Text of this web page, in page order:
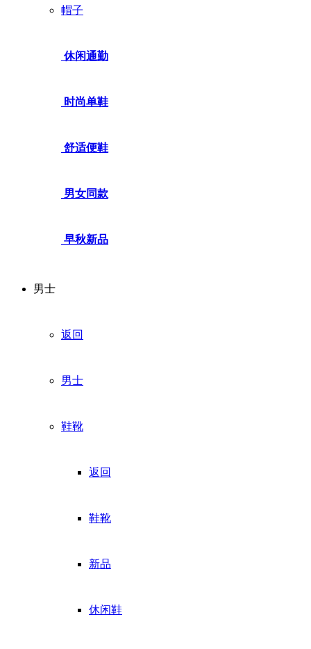
帽子
休闲通勤
时尚单鞋
舒适便鞋
男女同款
早秋新品
男士
返回
男士
鞋靴
返回
鞋靴
新品
休闲鞋